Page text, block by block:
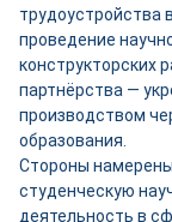
трудоустройства
проведение
конструкторских
партнёрства —
производством
образования.
Стороны
студенческую
деятельность в